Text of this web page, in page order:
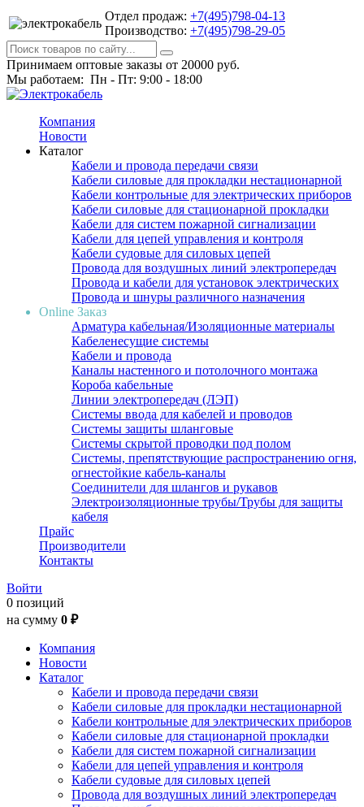
Отдел продаж: +7(495)798-04-13
Производство: +7(495)798-29-05
Принимаем оптовые заказы от 20000 руб.
Мы работаем: Пн - Пт: 9:00 - 18:00
Компания
Новости
Каталог
Кабели и провода передачи связи
Кабели силовые для прокладки нестационарной
Кабели контрольные для электрических приборов
Кабели силовые для стационарной прокладки
Кабели для систем пожарной сигнализации
Кабели для цепей управления и контроля
Кабели судовые для силовых цепей
Провода для воздушных линий электропередач
Провода и кабели для установок электрических
Провода и шнуры различного назначения
Online Заказ
Арматура кабельная/Изоляционные материалы
Кабеленесущие системы
Кабели и провода
Каналы настенного и потолочного монтажа
Короба кабельные
Линии электропередач (ЛЭП)
Системы ввода для кабелей и проводов
Системы защиты шланговые
Системы скрытой проводки под полом
Системы, препятствующие распространению огня,
огнестойкие кабель-каналы
Соединители для шлангов и рукавов
Электроизоляционные трубы/Трубы для защиты
кабеля
Прайс
Производители
Контакты
Войти
0 позиций
на сумму 0 ₽
Компания
Новости
Каталог
Кабели и провода передачи связи
Кабели силовые для прокладки нестационарной
Кабели контрольные для электрических приборов
Кабели силовые для стационарной прокладки
Кабели для систем пожарной сигнализации
Кабели для цепей управления и контроля
Кабели судовые для силовых цепей
Провода для воздушных линий электропередач